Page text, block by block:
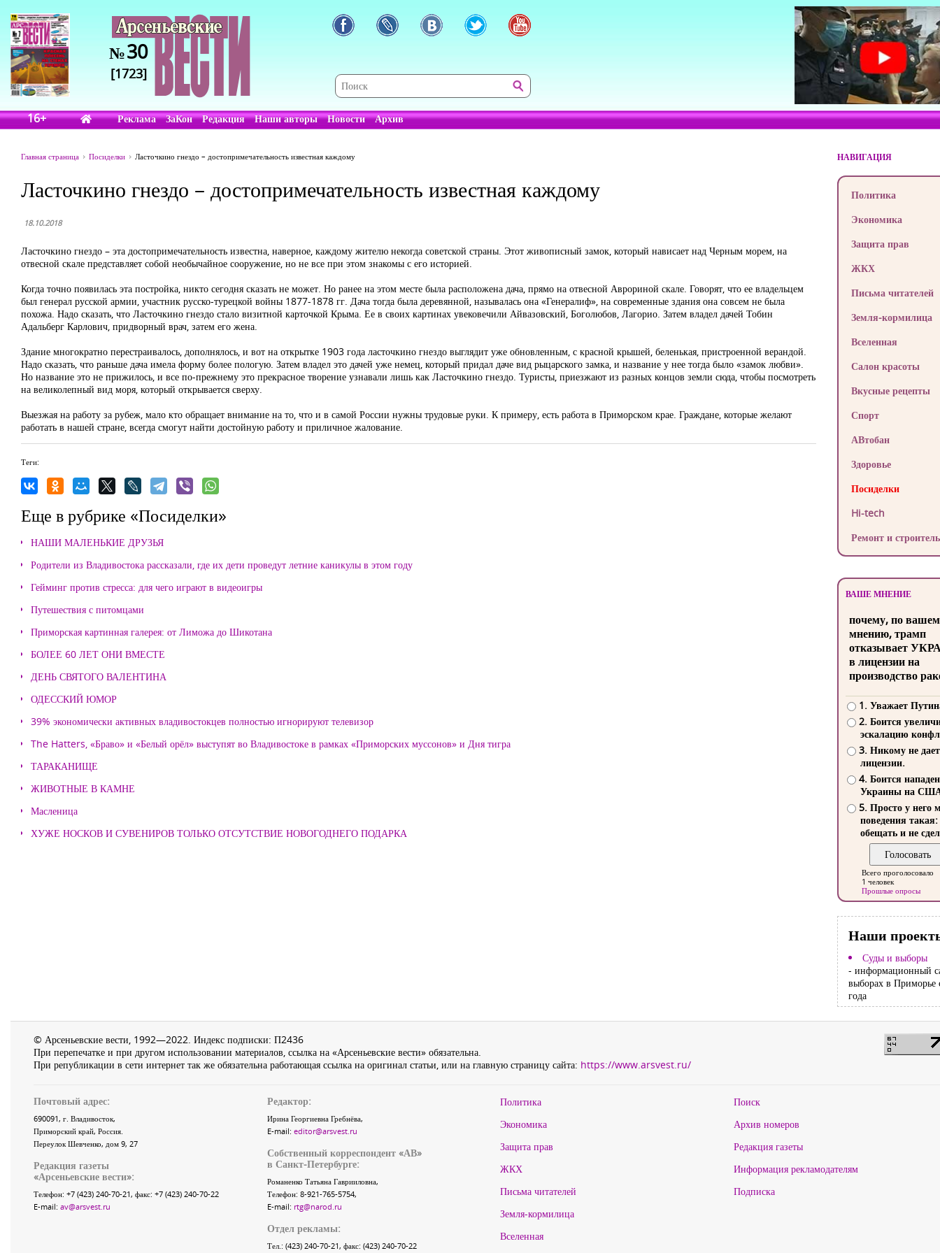
№30
[1723]
16+ Реклама ЗаКон Редакция Наши авторы Новости Архив
Главная страница Посиделки Ласточкино гнездо – достопримечательность известная каждому
Ласточкино гнездо – достопримечательность известная каждому
18.10.2018
Ласточкино гнездо – эта достопримечательность известна, наверное, каждому жителю некогда советской страны. Этот живописный замок, который нависает над Черным морем, на
отвесной скале представляет собой необычайное сооружение, но не все при этом знакомы с его историей.
Когда точно появилась эта постройка, никто сегодня сказать не может. Но ранее на этом месте была расположена дача, прямо на отвесной Аврориной скале. Говорят, что ее владельцем
был генерал русской армии, участник русско-турецкой войны 1877-1878 гг. Дача тогда была деревянной, называлась она «Генералиф», на современные здания она совсем не была
похожа. Надо сказать, что Ласточкино гнездо стало визитной карточкой Крыма. Ее в своих картинах увековечили Айвазовский, Боголюбов, Лагорио. Затем владел дачей Тобин
Адальберг Карлович, придворный врач, затем его жена.
Здание многократно перестраивалось, дополнялось, и вот на открытке 1903 года ласточкино гнездо выглядит уже обновленным, с красной крышей, беленькая, пристроенной верандой.
Надо сказать, что раньше дача имела форму более пологую. Затем владел это дачей уже немец, который придал даче вид рыцарского замка, и название у нее тогда было «замок любви».
Но название это не прижилось, и все по-прежнему это прекрасное творение узнавали лишь как Ласточкино гнездо. Туристы, приезжают из разных концов земли сюда, чтобы посмотреть
на великолепный вид моря, который открывается сверху.
Выезжая на работу за рубеж, мало кто обращает внимание на то, что и в самой России нужны трудовые руки. К примеру, есть работа в Приморском крае. Граждане, которые желают
работать в нашей стране, всегда смогут найти достойную работу и приличное жалование.
Теги:
Еще в рубрике «Посиделки»
НАШИ МАЛЕНЬКИЕ ДРУЗЬЯ
Родители из Владивостока рассказали, где их дети проведут летние каникулы в этом году
Гейминг против стресса: для чего играют в видеоигры
Путешествия с питомцами
Приморская картинная галерея: от Лиможа до Шикотана
БОЛЕЕ 60 ЛЕТ ОНИ ВМЕСТЕ
ДЕНЬ СВЯТОГО ВАЛЕНТИНА
ОДЕССКИЙ ЮМОР
39% экономически активных владивостокцев полностью игнорируют телевизор
The Hatters, «Браво» и «Белый орёл» выступят во Владивостоке в рамках «Приморских муссонов» и Дня тигра
ТАРАКАНИЩЕ
ЖИВОТНЫЕ В КАМНЕ
Масленица
ХУЖЕ НОСКОВ И СУВЕНИРОВ ТОЛЬКО ОТСУТСТВИЕ НОВОГОДНЕГО ПОДАРКА
НАВИГАЦИЯ
Политика
Экономика
Защита прав
ЖКХ
Письма читателей
Земля-кормилица
Вселенная
Салон красоты
Вкусные рецепты
Спорт
АВтобан
Здоровье
Посиделки
Hi-tech
Ремонт и
ВАШЕ МНЕНИЕ
почему, по
мнению, трамп
отказывает
в лицензии на
производство
1. Уважает
2. Боится
эскалацию
3. Никому не
лицензии.
4. Боится
Украины на
5. Просто у него
поведения такая:
обещать и не
Всего проголосовало
1 человек
Прошлые опросы
Наши
Суды и выборы
- информационный
выборах в Приморье
года
© Арсеньевские вести, 1992—2022. Индекс подписки: П2436
При перепечатке и при другом использовании материалов, ссылка на «Арсеньевские вести» обязательна.
При републикации в сети интернет так же обязательна работающая ссылка на оригинал статьи, или на главную страницу сайта: https://www.arsvest.ru/
Почтовый адрес:
690091, г. Владивосток,
Приморский край, Россия.
Переулок Шевченко, дом 9, 27
Редакция газеты
«Арсеньевские вести»:
Телефон: +7 (423) 240-70-21, факс: +7 (423) 240-70-22
E-mail: av@arsvest.ru
Редактор:
Ирина Георгиевна Гребнёва,
E-mail: editor@arsvest.ru
Собственный корреспондент «АВ»
в Санкт-Петербурге:
Романенко Татьяна Гаврииловна,
Телефон: 8-921-765-5754,
E-mail: rtg@narod.ru
Отдел рекламы:
Тел.: (423) 240-70-21, факс: (423) 240-70-22
Политика
Экономика
Защита прав
ЖКХ
Письма читателей
Земля-кормилица
Вселенная
Поиск
Архив номеров
Редакция газеты
Информация рекламодателям
Подписка